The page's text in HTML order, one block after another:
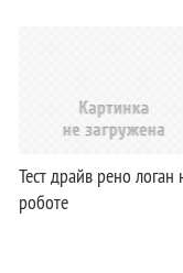
Тест драйв рено логан
роботе